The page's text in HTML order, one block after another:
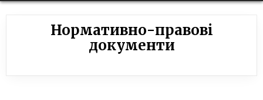
Нормативно-правові
документи